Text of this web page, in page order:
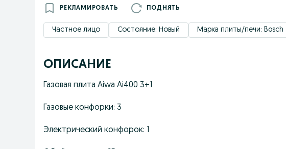
РЕКЛАМИРОВАТЬ ПОДНЯТЬ
Частное лицо Состояние: Новый Марка плиты/печи: Bosch
ОПИСАНИЕ
Газовая плита Aiwa Ai400 3+1
Газовые конфорки: 3
Электрический конфорок: 1